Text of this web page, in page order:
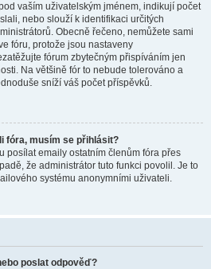
vaším uživatelským jménem, indikují počet
nebo slouží k identifikaci určitých
Obecně řečeno, nemůžete sami
fóru, protože jsou nastaveny
fórum zbytečným přispíváním jen
Na většině fór to nebude tolerováno a
sníží váš počet příspěvků.
fóra, musím se přihlásit?
posílat emaily ostatním členům fóra přes
že administrátor tuto funkci povolil. Je to
systému anonymními uživateli.
poslat odpověď?